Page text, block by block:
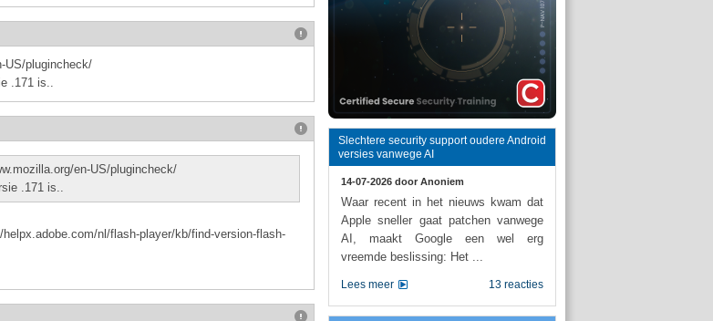
US/plugincheck/
.171 is..
en-US/plugincheck/
.171 is..
nl/flash-player/kb/find-version-flash-
Slechtere security support oudere Android
versies vanwege AI
14-07-2026 door Anoniem
Waar recent in het nieuws kwam dat
Apple sneller gaat patchen vanwege
AI, maakt Google een wel erg
vreemde beslissing: Het ...
13 reacties
Lees meer